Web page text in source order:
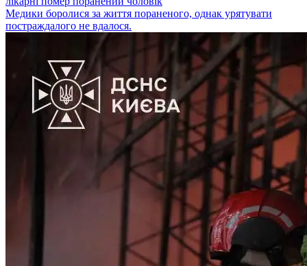
Медики боролися за життя пораненого, однак урятувати
постраждалого не вдалося.